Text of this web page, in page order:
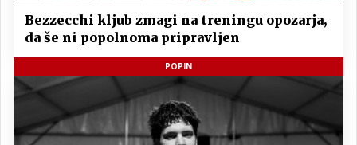
Bezzecchi kljub zmagi na treningu opozarja,
da še ni popolnoma pripravljen
POPIN